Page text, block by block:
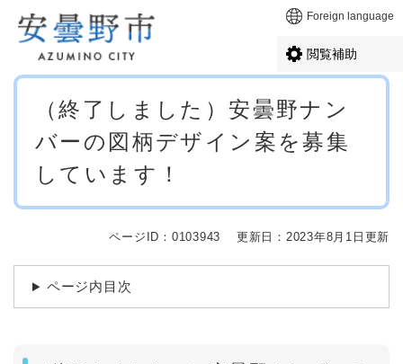
メニューを飛ばして本文へ Foreign language
閲覧補助
本
（終了しました）安曇野ナン
バーの図柄デザイン案を募集
しています！
ページID：0103943 更新日：2023年8月1日更新
ページ内目次